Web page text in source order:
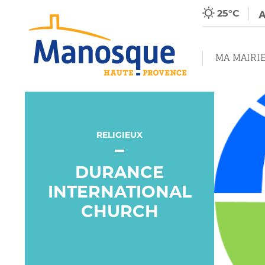
25°C
MA MAIRIE
RELIGIEUX
DURANCE
INTERNATIONAL
CHURCH